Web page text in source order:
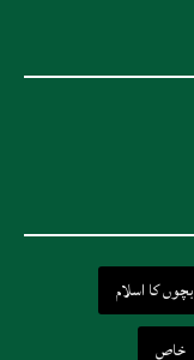
بچوں کا اسلام
خاص